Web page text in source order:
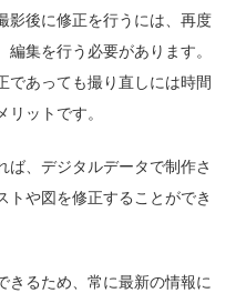
影後に修正を行うには、再度
集を行う必要があります。
であっても撮り直しには時間
ットです。
ば、デジタルデータで制作さ
トや図を修正することができ
きるため、常に最新の情報に